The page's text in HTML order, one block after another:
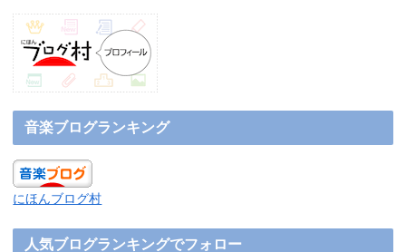
音楽ブログランキング
にほんブログ村
人気ブログランキングでフォロー